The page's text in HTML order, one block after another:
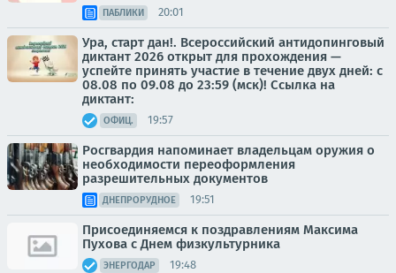
ПАБЛИКИ 20:01
Ура, старт дан!. Всероссийский антидопинговый
диктант 2026 открыт для прохождения —
успейте принять участие в течение двух дней: с
08.08 по 09.08 до 23:59 (мск)! Ссылка на
диктант:
ОФИЦ. 19:57
Росгвардия напоминает владельцам оружия о
необходимости переоформления
разрешительных документов
ДНЕПРОРУДНОЕ 19:51
Присоединяемся к поздравлениям Максима
Пухова с Днем физкультурника
ЭНЕРГОДАР 19:48